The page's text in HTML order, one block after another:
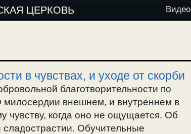
ЦЕРКОВЬ Видео
в чувствах, и уходе от скорби
благотворительности по
внешнем, и внутреннем в
чувству, когда оно не ощущается. Об
сладострастии. Обучительные